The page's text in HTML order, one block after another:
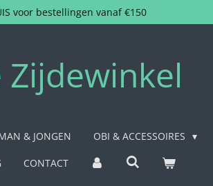
voor bestellingen vanaf €150
Zijdewinkel
& JONGEN OBI & ACCESSOIRES
CONTACT